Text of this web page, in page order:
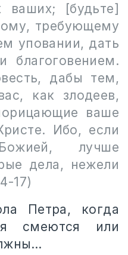
ваших; [будьте]
требующему
уповании, дать
благоговением.
дабы тем,
как злодеев,
ваше
Ибо, если
лучше
дела, нежели
17)
Петра, когда
смеются или